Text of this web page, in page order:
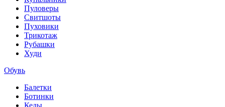
Пуловеры
Свитшоты
Пуховики
Трикотаж
Рубашки
Худи
Обувь
Балетки
Ботинки
Кеды